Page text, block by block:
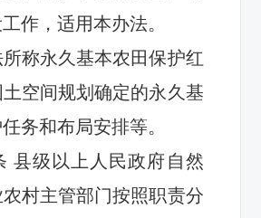
作 ，适用本办法。
称永久基本农田保护红
空间规划确定的永久基
务和布局安排等。
县级以上人民政府自然
村主管部门按照职责分